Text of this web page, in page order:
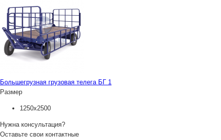
Большегрузная грузовая телега БГ 1
Размер
1250х2500
Нужна консультация?
Оставьте свои контактные